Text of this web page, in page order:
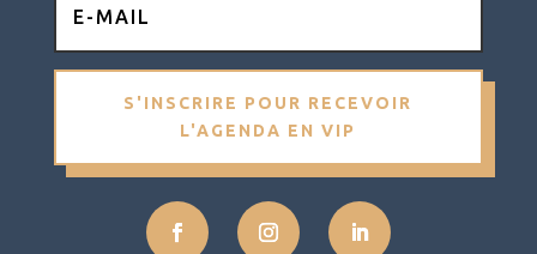
S'INSCRIRE POUR RECEVOIR
L'AGENDA EN VIP